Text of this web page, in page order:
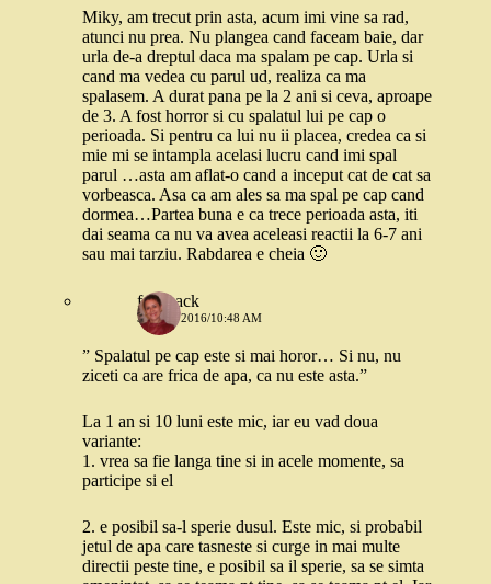
Miky, am trecut prin asta, acum imi vine sa rad,
atunci nu prea. Nu plangea cand faceam baie, dar
urla de-a dreptul daca ma spalam pe cap. Urla si
cand ma vedea cu parul ud, realiza ca ma
spalasem. A durat pana pe la 2 ani si ceva, aproape
de 3. A fost horror si cu spalatul lui pe cap o
perioada. Si pentru ca lui nu ii placea, credea ca si
mie mi se intampla acelasi lucru cand imi spal
parul …asta am aflat-o cand a inceput cat de cat sa
vorbeasca. Asa ca am ales sa ma spal pe cap cand
dormea…Partea buna e ca trece perioada asta, iti
dai seama ca nu va avea aceleasi reactii la 6-7 ani
sau mai tarziu. Rabdarea e cheia 🙂
feedback
31 MAI 2016/10:48 AM
” Spalatul pe cap este si mai horor… Si nu, nu
ziceti ca are frica de apa, ca nu este asta.”
La 1 an si 10 luni este mic, iar eu vad doua
variante:
1. vrea sa fie langa tine si in acele momente, sa
participe si el
2. e posibil sa-l sperie dusul. Este mic, si probabil
jetul de apa care tasneste si curge in mai multe
directii peste tine, e posibil sa il sperie, sa se simta